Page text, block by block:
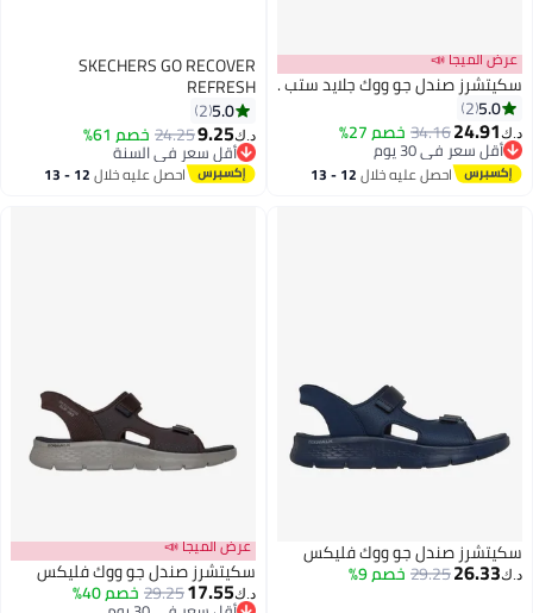
عرض الميجا 📣
سكيتشرز صندل جو ووك جلايد ستب .
5.0
2
د.ك‏24.91
34.16خصم 27%
أقل سعر في 30 يوم
أقل سعر في 30 يوماحصل عليه خلال 12 - 13
SKECHERS GO RECOVER
REFRESH
5.0
2
د.ك‏9.25
24.25خصم 61%
أقل سعر في السنة
بتخلّص بسرعة
أقل سعر في السنة
احصل عليه خلال 12 - 13
سكيتشرز صندل جو ووك فليكس
د.ك‏26.33
29.25خصم 9%
عرض الميجا 📣
سكيتشرز صندل جو ووك فليكس
د.ك‏17.55
29.25خصم 40%